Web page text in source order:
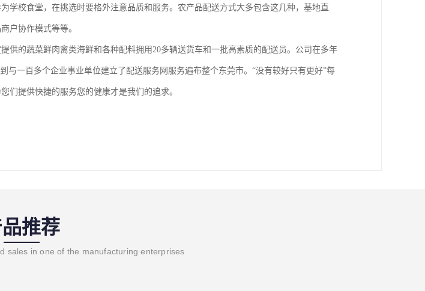
学校食堂，在挑选时要格外注意品质和服务。农产品配送方式大多包含这几种，基地直
户协作模式等等。
供的蔬菜鲜肉禽类海鲜和各种配料拥用20多辆送货车和一批高素质的配送员。公司在多年
与一百多个企业事业单位建立了配送服务网服务遍布整个东莞市。“没有较好只有更好”每
们提供快捷的服务您的健康才是我们的追求。
推荐
sales in one of the manufacturing enterprises